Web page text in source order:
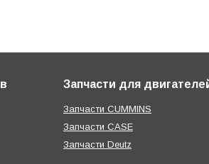
Запчасти для
Запчасти CUMMINS
Запчасти CASE
Запчасти Deutz